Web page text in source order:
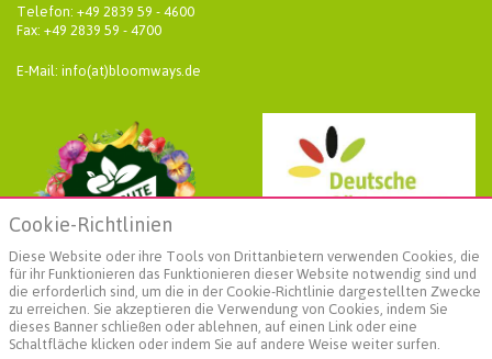
Telefon: +49 2839 59 - 4600
Fax: +49 2839 59 - 4700
E-Mail: info(at)bloomways.de
Weiterführende Informationen
Cookie-Richtlinien
Diese Website oder ihre Tools von Drittanbietern verwenden Cookies, die
für ihr Funktionieren das Funktionieren dieser Website notwendig sind und
die erforderlich sind, um die in der Cookie-Richtlinie dargestellten Zwecke
zu erreichen. Sie akzeptieren die Verwendung von Cookies, indem Sie
dieses Banner schließen oder ablehnen, auf einen Link oder eine
Schaltfläche klicken oder indem Sie auf andere Weise weiter surfen.